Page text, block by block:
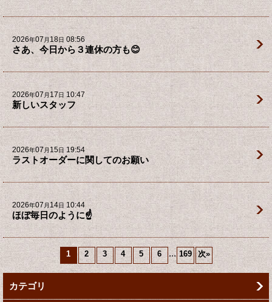
2026年07月18日 08:56
さあ、今日から３連休の方も😊
2026年07月 17日 10:47
新しいスタッフ
2026年07月15日 19:54
ラストオーダーに関してのお願い
2026年07 月14日 10:44
ほぼ毎日のように☝️
1 2 3 4 5 6 ... 169 次»
カテゴリ